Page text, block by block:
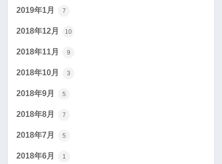
2019年1月 7
2018年12月 10
2018年11月 9
2018年10月 3
2018年9月 5
2018年8月 7
2018年7月 5
2018年6月 1